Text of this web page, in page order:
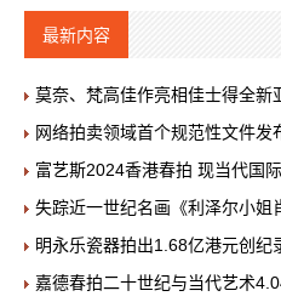
最新内容
莫奈、梵高佳作亮相佳士得全新
网络拍卖领域首个规范性文件发
富艺斯2024香港春拍 现当代国
失踪近一世纪名画《利泽尔小姐
明永乐瓷器拍出1.68亿港元创纪
嘉德春拍二十世纪与当代艺术